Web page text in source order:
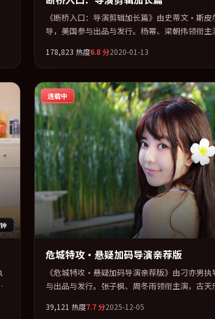
《断桥入口：导演剪辑加长篇》由史蒂文·斯皮
导，美国参与出品与发行。杨幂、梁朝伟领衔主
软书写。全片以「爱情」类型为骨架，在叙事、
上力求统一。定于 2020-10-26 在内地院线及主
相，2020 年度话题片中口碑稳健，适合喜欢强
光的观众完整观看。
178,823 热度6.8分2020-01-13
连载中
危城特攻·悬疑加码导演亲荐版
《危城特攻·悬疑加码导演亲荐版》由刁亦男执
与出品与发行。张子枫、周冬雨领衔主演，古天
缓合拢。全片以「爱情」类型为骨架，在叙事、
39,121 热度7.7分2025-12-05